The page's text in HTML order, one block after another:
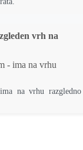
vrh na
na vrhu razgledno